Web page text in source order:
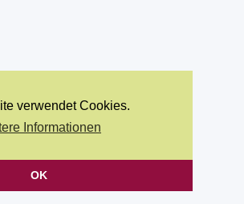
verwendet Cookies.
Informationen
OK